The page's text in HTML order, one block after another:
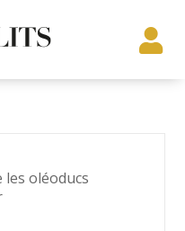
les oléoducs